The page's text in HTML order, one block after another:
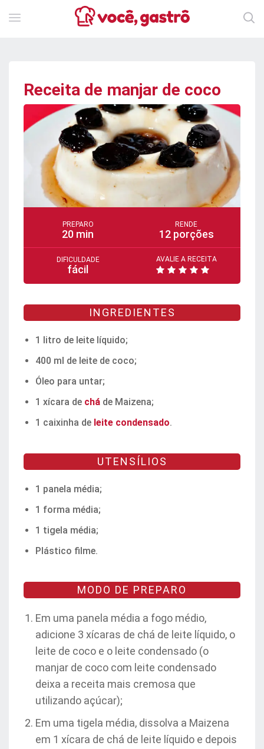
Receita de manjar de coco
PREPARO
20 min
RENDE
12 porções
DIFICULDADE
fácil
AVALIE A RECEITA
INGREDIENTES
1 litro de leite líquido;
400 ml de leite de coco;
Óleo para untar;
1 xícara de chá de Maizena;
1 caixinha de leite condensado.
UTENSÍLIOS
1 panela média;
1 forma média;
1 tigela média;
Plástico filme.
MODO DE PREPARO
Em uma panela média a fogo médio,
adicione 3 xícaras de chá de leite líquido, o
leite de coco e o leite condensado (o
manjar de coco com leite condensado
deixa a receita mais cremosa que
utilizando açúcar);
Em uma tigela média, dissolva a Maizena
em 1 xícara de chá de leite líquido e depois